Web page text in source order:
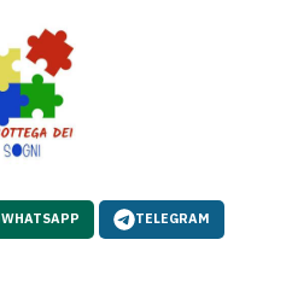
WHATSAPP TELEGRAM